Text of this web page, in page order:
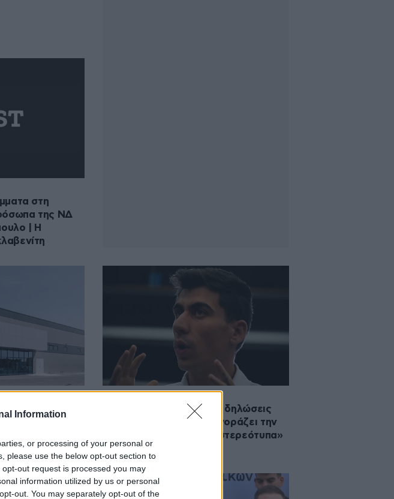
Information
or processing of your personal or
please use the below opt-out section to
out request is processed you may
information utilized by us or personal
out. You may separately opt-out of the
στη
της ΝΔ
| Η
παρουσία της
BEST
Οργή Ισραηλινών για τις δηλώσεις
Φειδία ότι «το Ισραήλ αγοράζει την
Κύπρο» – «Αναπαράγει στερεότυπα»